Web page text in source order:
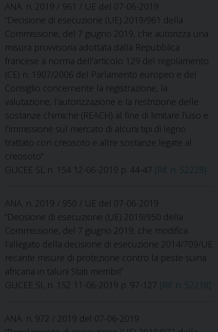
ANA. n. 2019 / 961 / UE del 07-06-2019
“Decisione di esecuzione (UE) 2019/961 della
Commissione, del 7 giugno 2019, che autorizza una
misura provvisoria adottata dalla Repubblica
francese a norma dell’articolo 129 del regolamento
(CE) n. 1907/2006 del Parlamento europeo e del
Consiglio concernente la registrazione, la
valutazione, l’autorizzazione e la restrizione delle
sostanze chimiche (REACH) al fine di limitare l’uso e
l’immissione sul mercato di alcuni tipi di legno
trattato con creosoto e altre sostanze legate al
creosoto”
GUCEE SL n. 154 12-06-2019 p. 44-47 [Rif. n. 52228]
ANA. n. 2019 / 950 / UE del 07-06-2019
“Decisione di esecuzione (UE) 2019/950 della
Commissione, del 7 giugno 2019, che modifica
l’allegato della decisione di esecuzione 2014/709/UE
recante misure di protezione contro la peste suina
africana in taluni Stati membri”
GUCEE SL n. 152 11-06-2019 p. 97-127 [Rif. n. 52218]
ANA. n. 972 / 2019 del 07-06-2019